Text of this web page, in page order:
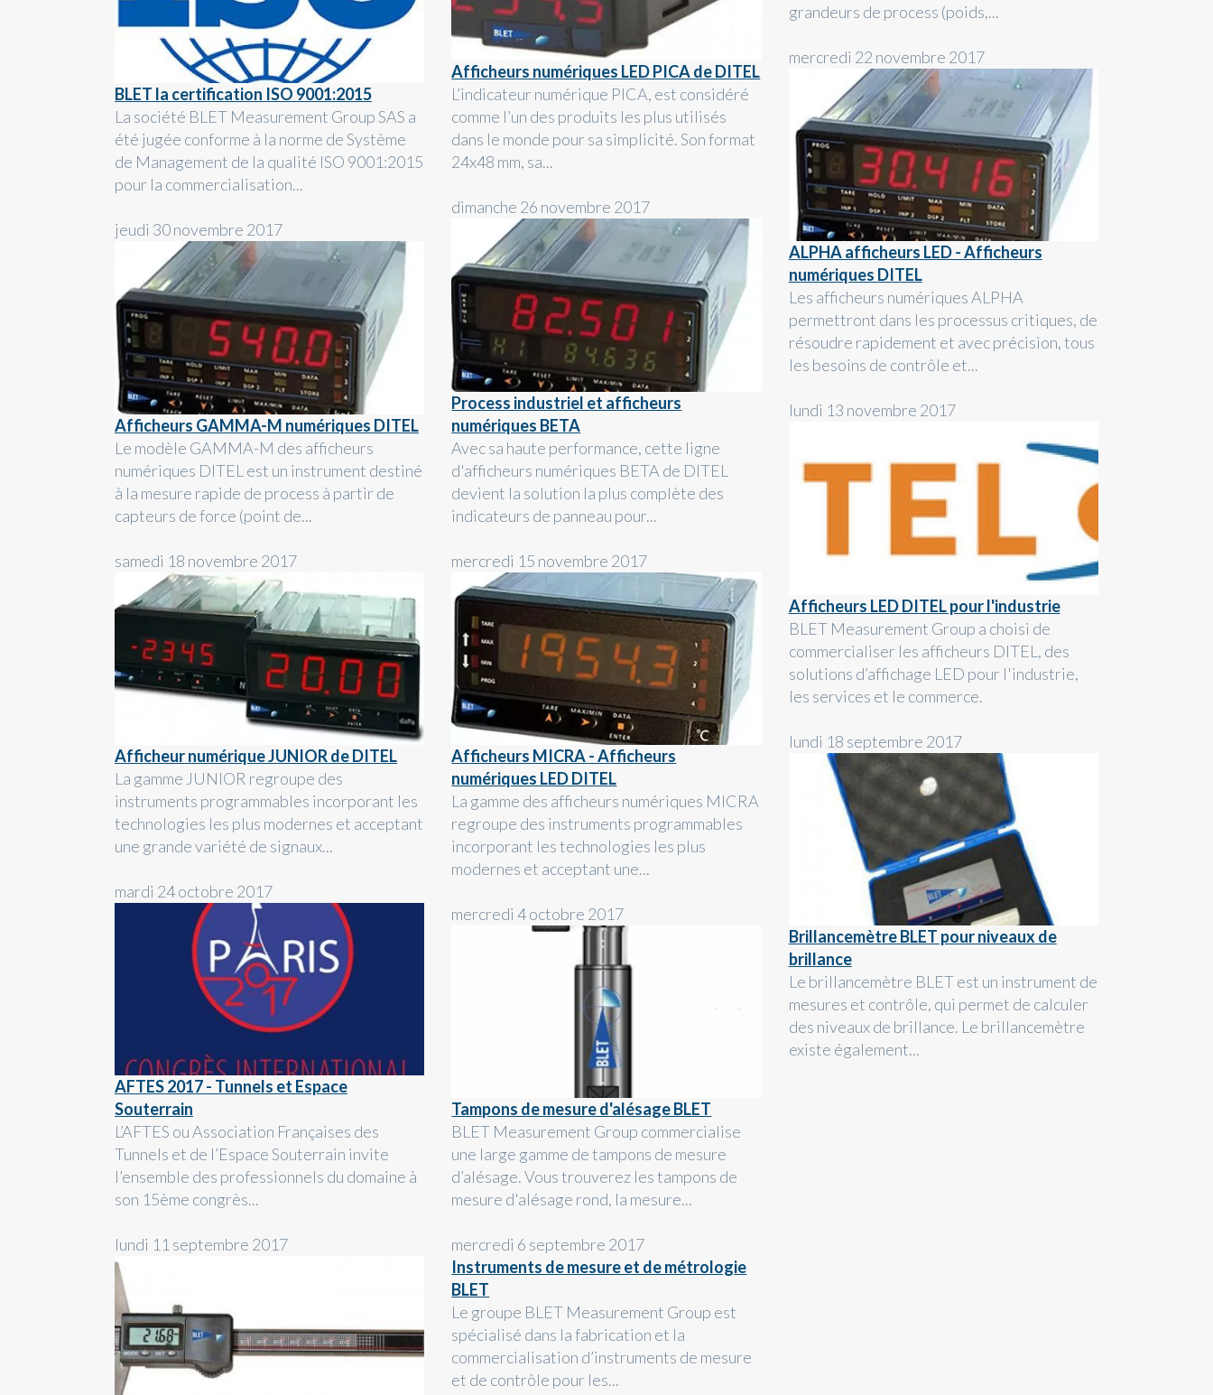
BLET la certification ISO 9001:2015
La société BLET Measurement Group SAS a
été jugée conforme à la norme de Système
de Management de la qualité ISO 9001:2015
pour la commercialisation...
jeudi 30 novembre 2017
Afficheurs GAMMA-M numériques DITEL
Le modèle GAMMA-M des afficheurs
numériques DITEL est un instrument destiné
à la mesure rapide de process à partir de
capteurs de force (point de...
samedi 18 novembre 2017
Afficheur numérique JUNIOR de DITEL
La gamme JUNIOR regroupe des
instruments programmables incorporant les
technologies les plus modernes et acceptant
une grande variété de signaux...
mardi 24 octobre 2017
AFTES 2017 - Tunnels et Espace
Souterrain
L’AFTES ou Association Françaises des
Tunnels et de l’Espace Souterrain invite
l’ensemble des professionnels du domaine à
son 15ème congrès...
lundi 11 septembre 2017
Afficheurs numériques LED PICA de DITEL
L’indicateur numérique PICA, est considéré
comme l’un des produits les plus utilisés
dans le monde pour sa simplicité. Son format
24x48 mm, sa...
dimanche 26 novembre 2017
Process industriel et afficheurs
numériques BETA
Avec sa haute performance, cette ligne
d'afficheurs numériques BETA de DITEL
devient la solution la plus complète des
indicateurs de panneau pour...
mercredi 15 novembre 2017
Afficheurs MICRA - Afficheurs
numériques LED DITEL
La gamme des afficheurs numériques MICRA
regroupe des instruments programmables
incorporant les technologies les plus
modernes et acceptant une...
mercredi 4 octobre 2017
Tampons de mesure d'alésage BLET
BLET Measurement Group commercialise
une large gamme de tampons de mesure
d’alésage. Vous trouverez les tampons de
mesure d'alésage rond, la mesure...
mercredi 6 septembre 2017
Instruments de mesure et de métrologie
BLET
Le groupe BLET Measurement Group est
spécialisé dans la fabrication et la
commercialisation d’instruments de mesure
et de contrôle pour les...
grandeurs de process (poids,...
mercredi 22 novembre 2017
ALPHA afficheurs LED - Afficheurs
numériques DITEL
Les afficheurs numériques ALPHA
permettront dans les processus critiques, de
résoudre rapidement et avec précision, tous
les besoins de contrôle et...
lundi 13 novembre 2017
Afficheurs LED DITEL pour l'industrie
BLET Measurement Group a choisi de
commercialiser les afficheurs DITEL, des
solutions d’affichage LED pour l'industrie,
les services et le commerce.
lundi 18 septembre 2017
Brillancemètre BLET pour niveaux de
brillance
Le brillancemètre BLET est un instrument de
mesures et contrôle, qui permet de calculer
des niveaux de brillance. Le brillancemètre
existe également...